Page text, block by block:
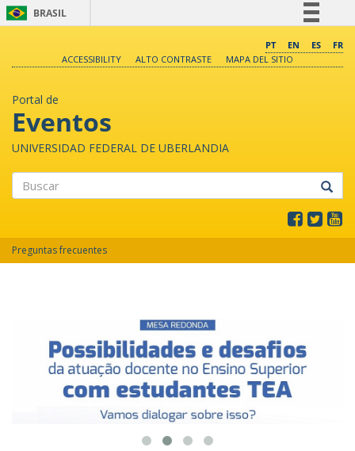
BRASIL
Comunica BR
PT EN ES
FR
ACCESSIBILITY
ALTO CONTRASTE MAPA DEL SITIO
Portal de
Eventos
UNIVERSIDAD FEDERAL DE UBERLANDIA
Preguntas frecuentes